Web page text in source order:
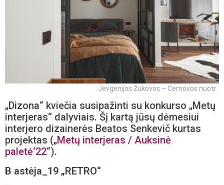
Jevgenijos Žukovos – Černovos nuotr.
„Dizona“ kviečia susipažinti su konkurso „Metų
interjeras“ dalyviais. Šį kartą jūsų dėmesiui
interjero dizainerės Beatos Senkevič kurtas
projektas („Metų interjeras / Auksinė
paletė‘22“).
B astėja_19 „RETRO“